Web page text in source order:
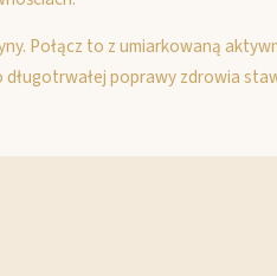
Połącz to z umiarkowaną
poprawy zdrowia